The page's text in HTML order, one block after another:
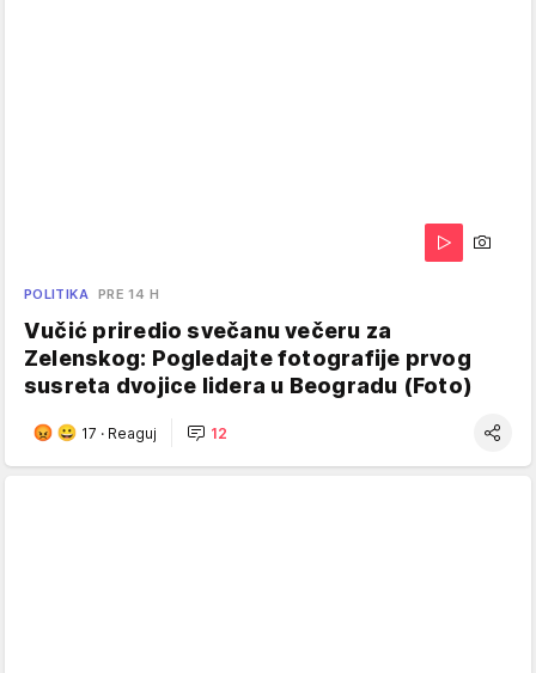
POLITIKA PRE 14 H
Vučić priredio svečanu večeru za
Zelenskog: Pogledajte fotografije prvog
susreta dvojice lidera u Beogradu (Foto)
17 · Reaguj 12